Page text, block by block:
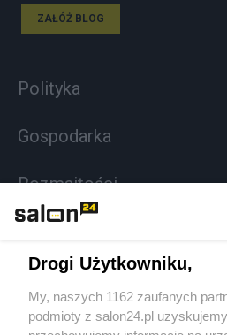
ZAŁÓŻ BLOG
Polityka
Gospodarka
Rozmaitości
Sport
Społeczeństwo
Drogi Użytkowniku,
My, naszych 1162 zaufanych
podmioty z salon24.pl